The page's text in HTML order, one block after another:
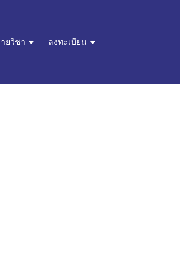
ยวิชา ลงทะเบียน